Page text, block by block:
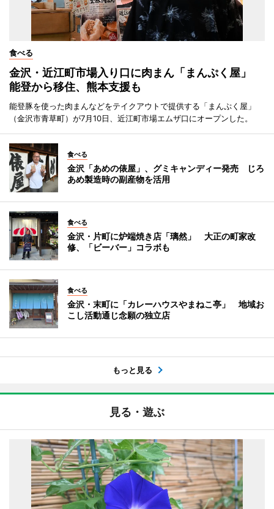
食べる
金沢・近江町市場入り口に肉まん「まんぷく屋」
能登から移住、熊本支援も
能登豚を使った肉まんなどをテイクアウトで提供する「まんぷく屋」
（金沢市青草町）が7月10日、近江町市場エムザ口にオープンした。
食べる
金沢「あめの俵屋」、グミキャンディー発売 じろ
あめ製造時の副産物を活用
食べる
金沢・片町に炉端焼き店「璃然」 大正の町家改
修、「ビーバー」コラボも
食べる
金沢・末町に「カレーハウスやまねこ亭」 地域お
こし活動通じ念願の独立店
もっと見る
見る・遊ぶ